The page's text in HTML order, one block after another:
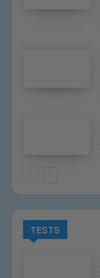
TESTS